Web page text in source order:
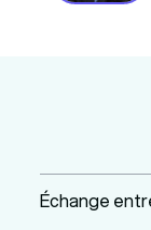
Échange